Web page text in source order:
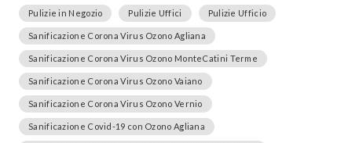
Pulizie in Negozio Pulizie Uffici Pulizie Ufficio
Sanificazione Corona Virus Ozono Agliana
Sanificazione Corona Virus Ozono MonteCatini Terme
Sanificazione Corona Virus Ozono Vaiano
Sanificazione Corona Virus Ozono Vernio
Sanificazione Covid-19 con Ozono Agliana